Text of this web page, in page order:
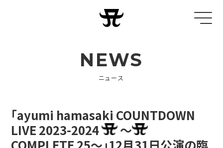
NEWS
ニュース
「ayumi hamasaki COUNTDOWN
LIVE 2023-2024
～